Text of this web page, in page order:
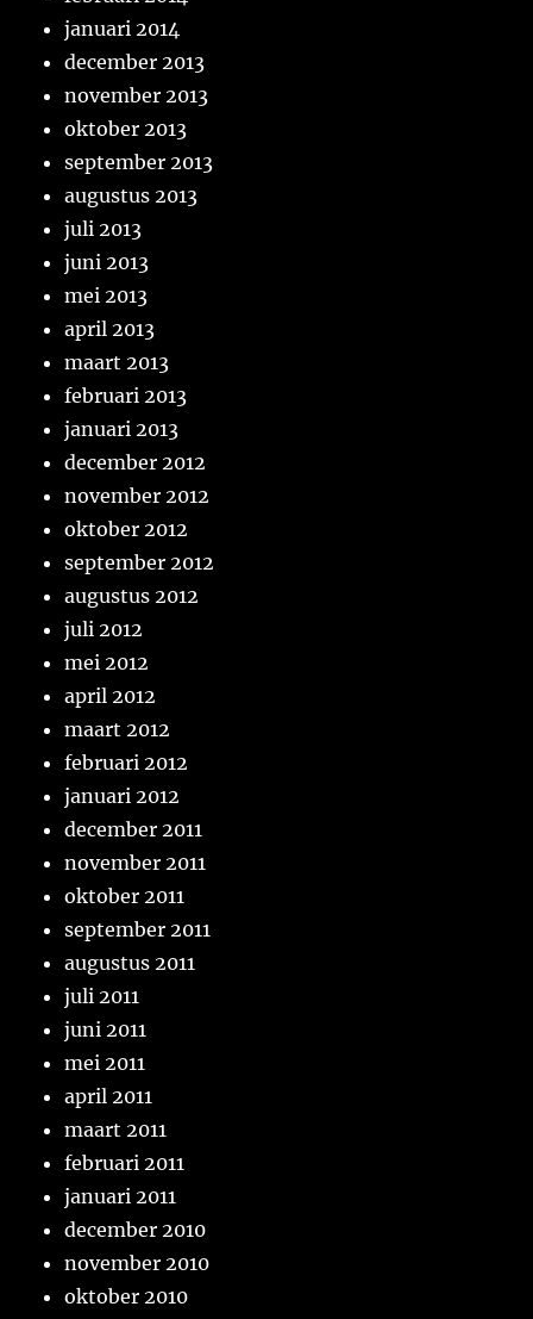
januari 2014
december 2013
november 2013
oktober 2013
september 2013
augustus 2013
juli 2013
juni 2013
mei 2013
april 2013
maart 2013
februari 2013
januari 2013
december 2012
november 2012
oktober 2012
september 2012
augustus 2012
juli 2012
mei 2012
april 2012
maart 2012
februari 2012
januari 2012
december 2011
november 2011
oktober 2011
september 2011
augustus 2011
juli 2011
juni 2011
mei 2011
april 2011
maart 2011
februari 2011
januari 2011
december 2010
november 2010
oktober 2010